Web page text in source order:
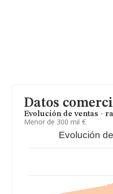
Datos
Evolución de ventas -
Menor de 300 mil €
Evolución